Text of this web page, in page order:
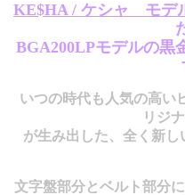
KE$HA / ケシャ モデ
BGA200LPモデルの
いつの時代も人気の高い
リジ
が生み出した、全く新し
文字盤部分とベルト部分